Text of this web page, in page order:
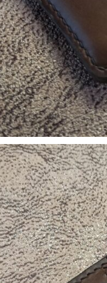
5. Аксесуари
Чехол для